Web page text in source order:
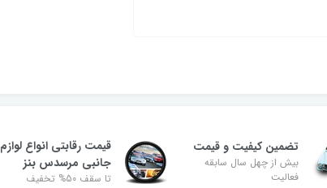
تضمین کیفیت و قیمت
بیش از چهل سال سابقه
فعالیت
قیمت رقابتی انواع لوازم
جانبی مرسدس بنز
تا سقف 50% تخفیف